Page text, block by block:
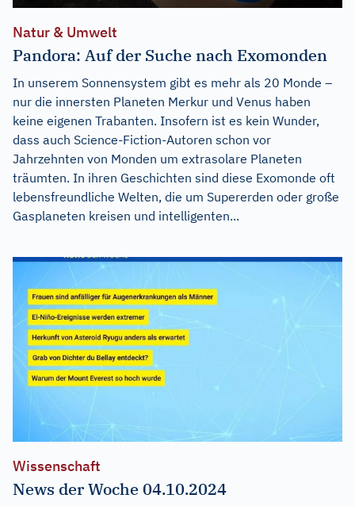
Natur & Umwelt
Pandora: Auf der Suche nach Exomonden
In unserem Sonnensystem gibt es mehr als 20 Monde –
nur die innersten Planeten Merkur und Venus haben
keine eigenen Trabanten. Insofern ist es kein Wunder,
dass auch Science-Fiction-Autoren schon vor
Jahrzehnten von Monden um extrasolare Planeten
träumten. In ihren Geschichten sind diese Exomonde oft
lebensfreundliche Welten, die um Supererden oder große
Gasplaneten kreisen und intelligenten...
Wissenschaft
News der Woche 04.10.2024